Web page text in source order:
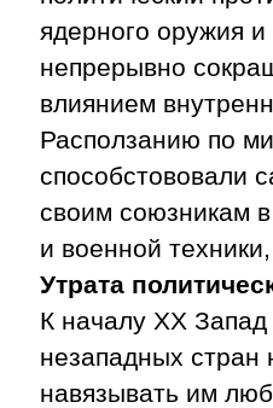
ядерного оружия
непрерывно
влиянием
Расползанию по
способстововали
своим союзникам
и военной
Утрата
К началу XX
незападных стран
навязывать им